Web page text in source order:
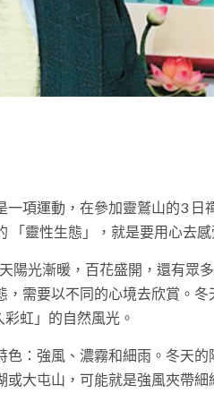
項運動，在參加靈鷲山的3
「靈性生態」，就是要用心去
陽光漸暖，百花盛開，還有眾
需要以不同的心境去欣賞。
虹」的自然風光。
：強風、濃霧和細雨。冬天
大屯山，可能就是強風夾帶